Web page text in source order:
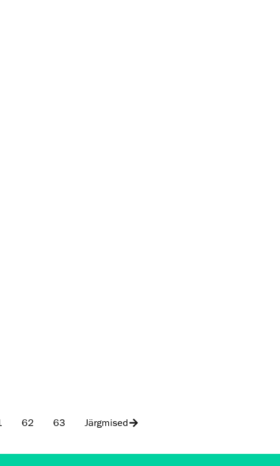
62 63 Järgmised